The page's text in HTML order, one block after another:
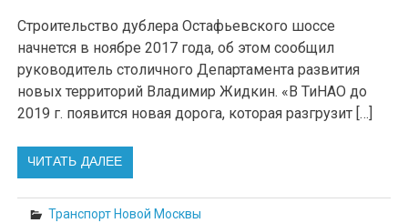
Строительство дублера Остафьевского шоссе
начнется в ноябре 2017 года, об этом сообщил
руководитель столичного Департамента развития
новых территорий Владимир Жидкин. «В ТиНАО до
2019 г. появится новая дорога, которая разгрузит […]
ЧИТАТЬ ДАЛЕЕ
Транспорт Новой Москвы